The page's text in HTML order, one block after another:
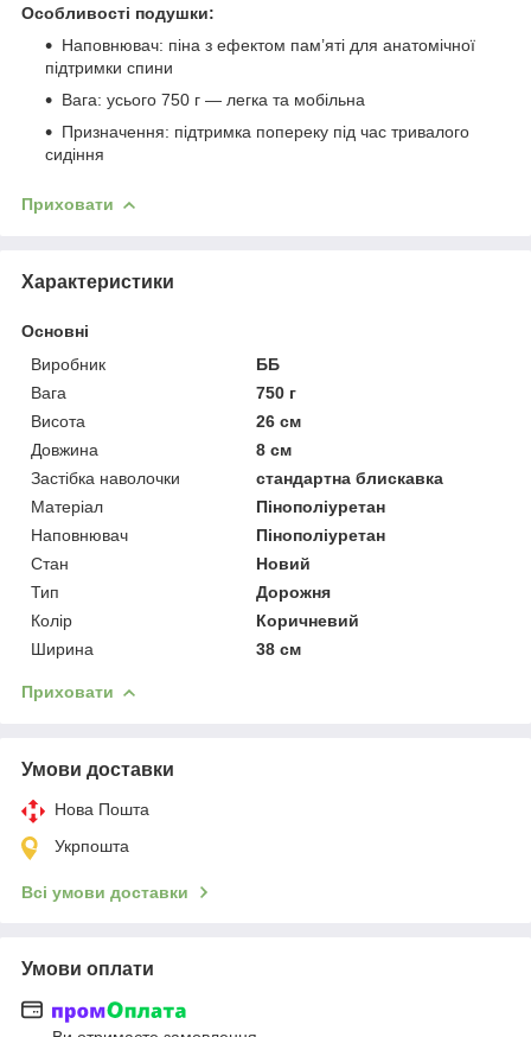
Особливості подушки:
Наповнювач: піна з ефектом пам’яті для анатомічної
підтримки спини
Вага: усього 750 г — легка та мобільна
Призначення: підтримка попереку під час тривалого
сидіння
Приховати
Характеристики
Основні
Виробник
ББ
Вага
750 г
Висота
26 см
Довжина
8 см
Застібка наволочки
стандартна блискавка
Матеріал
Пінополіуретан
Наповнювач
Пінополіуретан
Стан
Новий
Тип
Дорожня
Колір
Коричневий
Ширина
38 см
Приховати
Умови доставки
Нова Пошта
Укрпошта
Всі умови доставки
Умови оплати